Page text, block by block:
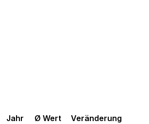
Jahr Ø Wert
Veränderung